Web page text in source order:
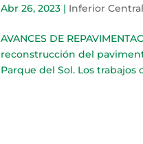
Abr 26, 2023 | Inferior
AVANCES DE
reconstrucción del
Parque del Sol. Los